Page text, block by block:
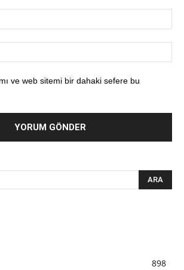
ve web sitemi bir dahaki sefere bu
898